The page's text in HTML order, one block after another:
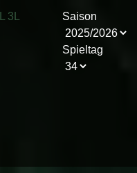
3L Saison
Spieltag